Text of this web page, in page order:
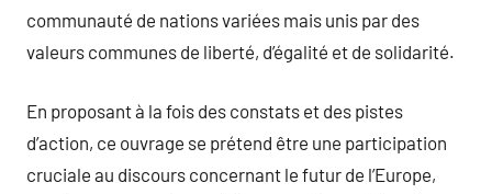
communauté de nations variées mais unis par des
valeurs communes de liberté, d’égalité et de solidarité.
En proposant à la fois des constats et des pistes
d’action, ce ouvrage se prétend être une participation
cruciale au discours concernant le futur de l’Europe,